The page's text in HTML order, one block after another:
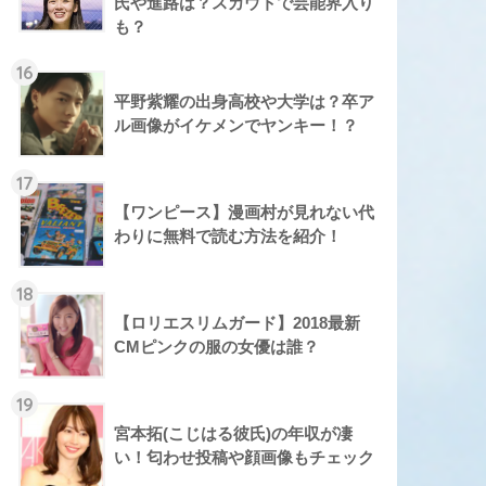
も？
16
平野紫耀の出身高校や大学は？卒ア
ル画像がイケメンでヤンキー！？
17
【ワンピース】漫画村が見れない代
わりに無料で読む方法を紹介！
18
【ロリエスリムガード】2018最新
CMピンクの服の女優は誰？
19
宮本拓(こじはる彼氏)の年収が凄
い！匂わせ投稿や顔画像もチェック